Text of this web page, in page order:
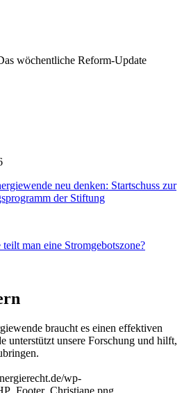
wöchentliche Reform-Update
neu denken: Startschuss zur
der Stiftung
man eine Stromgebotszone?
braucht es einen effektiven
unterstützt unsere Forschung und hilft,